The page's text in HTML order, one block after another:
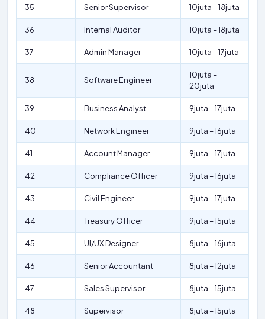
35 Senior Supervisor 10juta – 18juta
36 Internal Auditor 10juta – 18juta
37 Admin Manager 10juta – 17juta
38 Software Engineer
10juta –
20juta
39 Business Analyst 9juta – 17juta
40 Network Engineer 9juta – 16juta
41 Account Manager 9juta – 17juta
42 Compliance Officer 9juta – 16juta
43 Civil Engineer 9juta – 17juta
44 Treasury Officer 9juta – 15juta
45 UI/UX Designer 8juta – 16juta
46 Senior Accountant 8juta – 12juta
47 Sales Supervisor 8juta – 15juta
48 Supervisor 8juta – 15juta